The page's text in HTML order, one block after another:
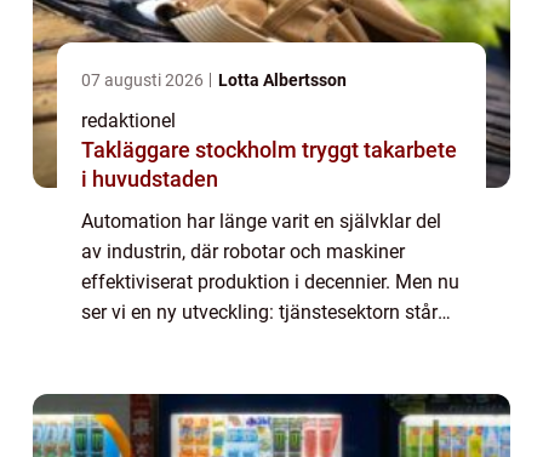
07 augusti 2026 Lotta Albertsson
redaktionel
Takläggare stockholm tryggt takarbete
i huvudstaden
Automation har länge varit en självklar del
av industrin, där robotar och maskiner
effektiviserat produktion i decennier. Men nu
ser vi en ny utveckling: tjänstesektorn står